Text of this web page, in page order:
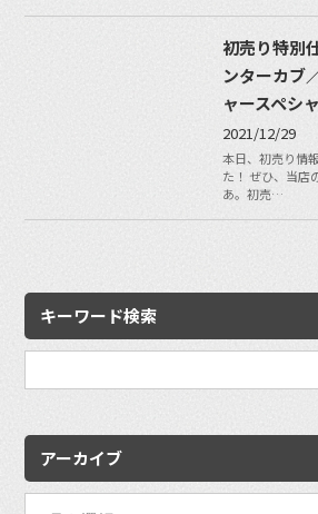
初売り特別
ンターカブ
ャースペシ
2021/12/29
本日、初売り情
た！ ぜひ、当店
あ。初売…
キーワード検索
アーカイブ